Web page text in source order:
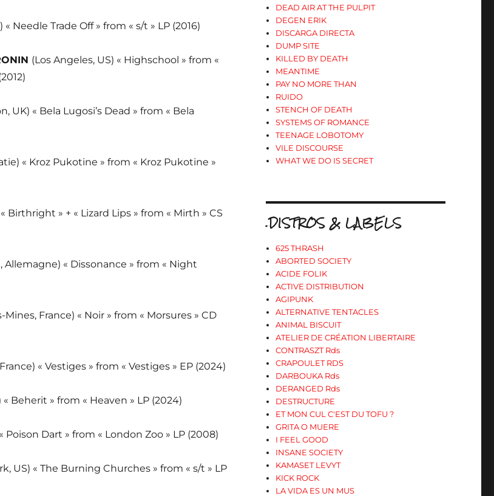
« Needle Trade Off » from « s/t » LP (2016)
(Los Angeles, US) « Highschool » from «
UK) « Bela Lugosi’s Dead » from « Bela
« Kroz Pukotine » from « Kroz Pukotine »
Birthright » + « Lizard Lips » from « Mirth » CS
Allemagne) « Dissonance » from « Night
France) « Noir » from « Morsures » CD
« Vestiges » from « Vestiges » EP (2024)
« Beherit » from « Heaven » LP (2024)
Poison Dart » from « London Zoo » LP (2008)
US) « The Burning Churches » from « s/t » LP
DEAD AIR AT THE PULPIT
DEGEN ERIK
DISCARGA DIRECTA
DUMP SITE
KILLED BY DEATH
MEANTIME
PAY NO MORE THAN
RUIDO
STENCH OF DEATH
SYSTEMS OF ROMANCE
TEENAGE LOBOTOMY
VILE DISCOURSE
WHAT WE DO IS SECRET
.DISTROS & LABELS
625 THRASH
ABORTED SOCIETY
ACIDE FOLIK
ACTIVE DISTRIBUTION
AGIPUNK
ALTERNATIVE TENTACLES
ANIMAL BISCUIT
ATELIER DE CRÉATION LIBERTAIRE
CONTRASZT Rds
CRAPOULET RDS
DARBOUKA Rds
DERANGED Rds
DESTRUCTURE
ET MON CUL C'EST DU TOFU ?
GRITA O MUERE
I FEEL GOOD
INSANE SOCIETY
KAMASET LEVYT
KICK ROCK
LA VIDA ES UN MUS